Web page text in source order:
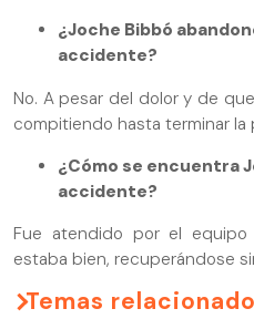
¿Joche Bibbó
accidente?
No. A pesar del dolor y de
compitiendo hasta terminar la
¿Cómo se encuentra
accidente?
Fue atendido por el
estaba bien, recuperándose
Temas